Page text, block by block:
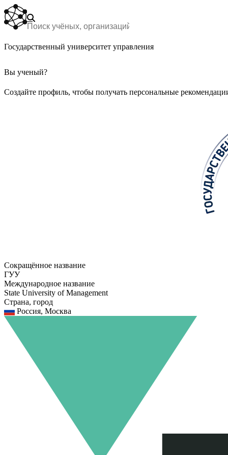
Государственный университет управления
Вы ученый?
Создайте профиль, чтобы получать персональные
Сокращённое название
ГУУ
Международное название
State University of Management
Страна, город
Россия, Москва